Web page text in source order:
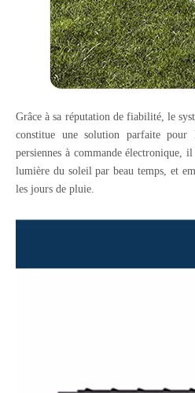
Grâce à sa réputation de fiabilité, le
constitue une solution parfaite pour
persiennes à commande électronique,
lumière du soleil par beau temps, et
les jours de pluie.